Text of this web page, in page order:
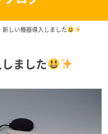
新しい機器導入しました
ました